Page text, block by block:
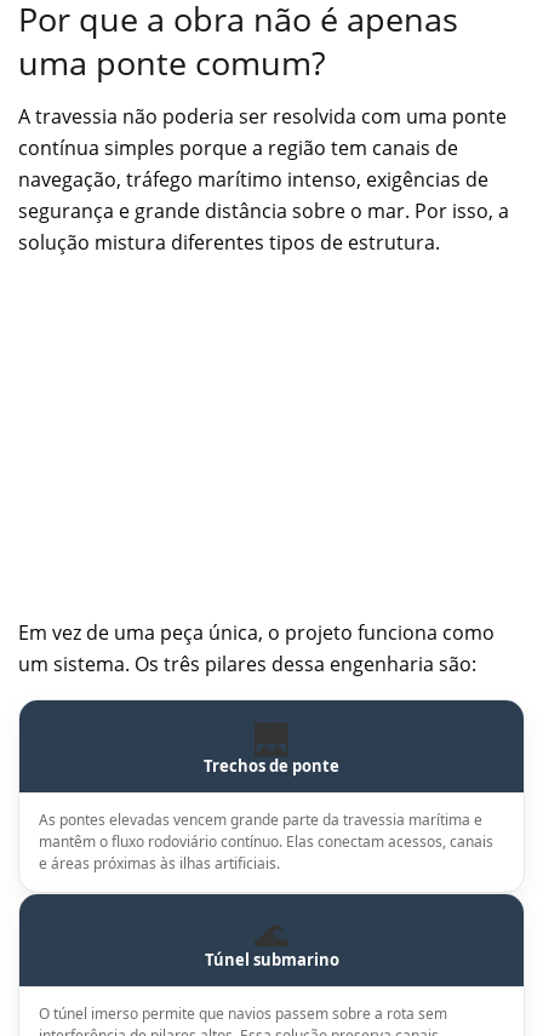
Por que a obra não é apenas
uma ponte comum?
A travessia não poderia ser resolvida com uma ponte
contínua simples porque a região tem canais de
navegação, tráfego marítimo intenso, exigências de
segurança e grande distância sobre o mar. Por isso, a
solução mistura diferentes tipos de estrutura.
Em vez de uma peça única, o projeto funciona como
um sistema. Os três pilares dessa engenharia são:
🌉
Trechos de ponte
As pontes elevadas vencem grande parte da travessia marítima e
mantêm o fluxo rodoviário contínuo. Elas conectam acessos, canais
e áreas próximas às ilhas artificiais.
🌊
Túnel submarino
O túnel imerso permite que navios passem sobre a rota sem